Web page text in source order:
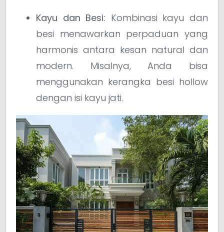
Kayu dan Besi: Kombinasi kayu dan
besi menawarkan perpaduan yang
harmonis antara kesan natural dan
modern. Misalnya, Anda bisa
menggunakan kerangka besi hollow
dengan isi kayu jati.